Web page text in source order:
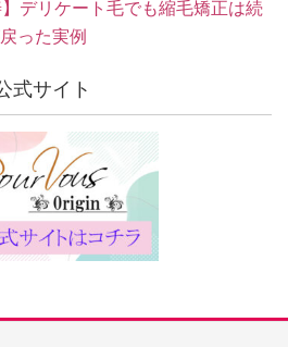
】デリケート毛でも縮毛矯正は続
った実例
式サイト